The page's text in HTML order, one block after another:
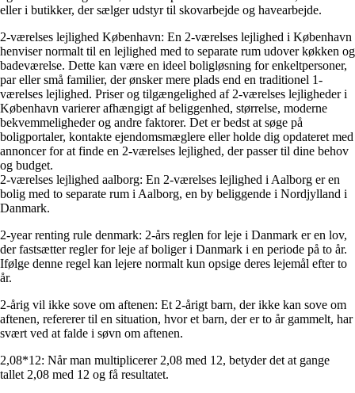
eller i butikker, der sælger udstyr til skovarbejde og havearbejde.
2-værelses lejlighed København: En 2-værelses lejlighed i København
henviser normalt til en lejlighed med to separate rum udover køkken og
badeværelse. Dette kan være en ideel boligløsning for enkeltpersoner,
par eller små familier, der ønsker mere plads end en traditionel 1-
værelses lejlighed. Priser og tilgængelighed af 2-værelses lejligheder i
København varierer afhængigt af beliggenhed, størrelse, moderne
bekvemmeligheder og andre faktorer. Det er bedst at søge på
boligportaler, kontakte ejendomsmæglere eller holde dig opdateret med
annoncer for at finde en 2-værelses lejlighed, der passer til dine behov
og budget.
2-værelses lejlighed aalborg: En 2-værelses lejlighed i Aalborg er en
bolig med to separate rum i Aalborg, en by beliggende i Nordjylland i
Danmark.
2-year renting rule denmark: 2-års reglen for leje i Danmark er en lov,
der fastsætter regler for leje af boliger i Danmark i en periode på to år.
Ifølge denne regel kan lejere normalt kun opsige deres lejemål efter to
år.
2-årig vil ikke sove om aftenen: Et 2-årigt barn, der ikke kan sove om
aftenen, refererer til en situation, hvor et barn, der er to år gammelt, har
svært ved at falde i søvn om aftenen.
2,08*12: Når man multiplicerer 2,08 med 12, betyder det at gange
tallet 2,08 med 12 og få resultatet.